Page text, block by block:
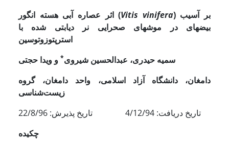
اثر عصاره آبی هسته انگور (Vitis vinifera) بر آسیب
بیضه­ای در موش­های صحرایی نر دیابتی شده با
استرپتوزوتوسین
سمیه حیدری، عبدالحسین شیروی* و ویدا حجتی
دامغان، دانشگاه
آزاد اسلامی، واحد دامغان،
گروه
زیست‌شناسی
تاریخ دریافت: 4/12/94 تاریخ پذیرش: 22/8/96
چکیده